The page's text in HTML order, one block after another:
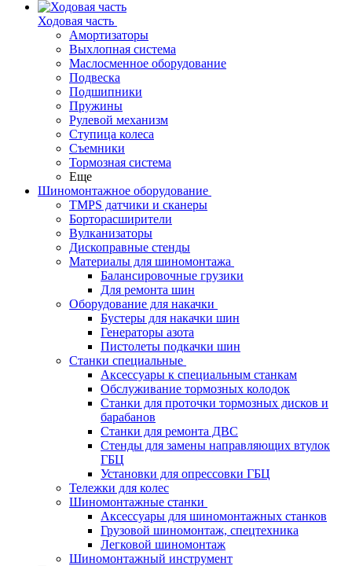
Ходовая часть
Амортизаторы
Выхлопная система
Маслосменное оборудование
Подвеска
Подшипники
Пружины
Рулевой механизм
Ступица колеса
Съемники
Тормозная система
Еще
Шиномонтажное оборудование
TMPS датчики и сканеры
Борторасширители
Вулканизаторы
Дископравные стенды
Материалы для шиномонтажа
Балансировочные грузики
Для ремонта шин
Оборудование для накачки
Бустеры для накачки шин
Генераторы азота
Пистолеты подкачки шин
Станки специальные
Аксессуары к специальным станкам
Обслуживание тормозных колодок
Станки для проточки тормозных дисков и
барабанов
Станки для ремонта ДВС
Стенды для замены направляющих втулок
ГБЦ
Установки для опрессовки ГБЦ
Тележки для колес
Шиномонтажные станки
Аксессуары для шиномонтажных станков
Грузовой шиномонтаж, спецтехника
Легковой шиномонтаж
Шиномонтажный инструмент